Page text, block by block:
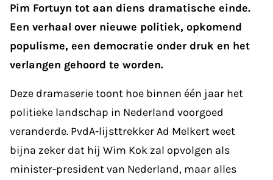
Pim Fortuyn tot aan diens dramatische einde.
Een verhaal over nieuwe politiek, opkomend
populisme, een democratie onder druk en het
verlangen gehoord te worden.
Deze dramaserie toont hoe binnen één jaar het
politieke landschap in Nederland voorgoed
veranderde. PvdA-lijsttrekker Ad Melkert weet
bijna zeker dat hij Wim Kok zal opvolgen als
minister-president van Nederland, maar alles